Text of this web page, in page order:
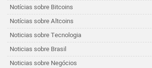
Notícias sobre Bitcoins
Notícias sobre Altcoins
Noticias sobre Tecnologia
Noticias sobre Brasil
Noticias sobre Negócios